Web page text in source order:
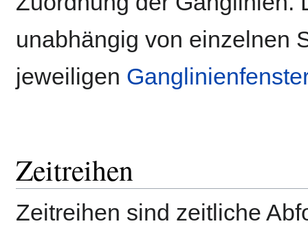
unabhängig von einzelnen
jeweiligen
Zeitreihen
Zeitreihen sind zeitliche